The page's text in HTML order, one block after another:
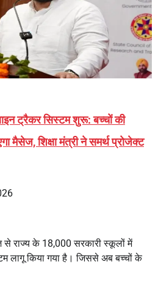
ट्रैकर सिस्टम शुरू: बच्चों की
मैसेज, शिक्षा मंत्री ने समर्थ प्रोजेक्ट
राज्य के 18,000 सरकारी स्कूलों में
लागू किया गया है। जिससे अब बच्चों के